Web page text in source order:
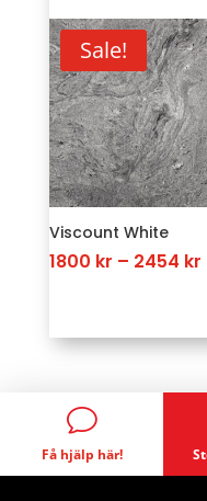
Sale!
Viscount White
1800 kr – 2454 kr
v
Få hjälp här!